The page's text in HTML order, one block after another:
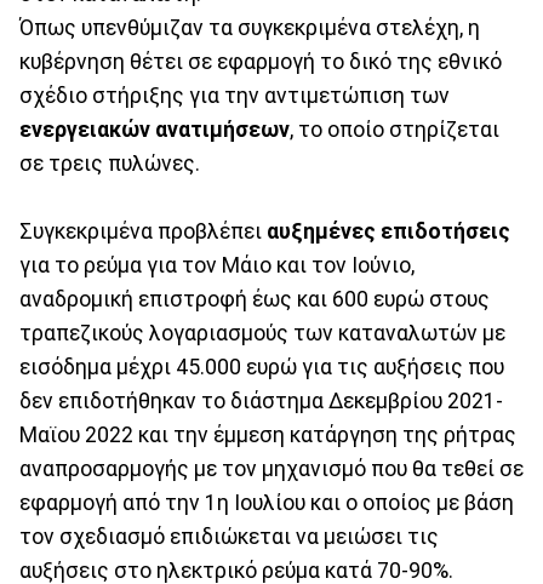
Όπως υπενθύμιζαν τα συγκεκριμένα στελέχη, η
κυβέρνηση θέτει σε εφαρμογή το δικό της εθνικό
σχέδιο στήριξης για την αντιμετώπιση των
ενεργειακών ανατιμήσεων, το οποίο στηρίζεται
σε τρεις πυλώνες.
Συγκεκριμένα προβλέπει αυξημένες επιδοτήσεις
για το ρεύμα για τον Μάιο και τον Ιούνιο,
αναδρομική επιστροφή έως και 600 ευρώ στους
τραπεζικούς λογαριασμούς των καταναλωτών με
εισόδημα μέχρι 45.000 ευρώ για τις αυξήσεις που
δεν επιδοτήθηκαν το διάστημα Δεκεμβρίου 2021-
Μαϊου 2022 και την έμμεση κατάργηση της ρήτρας
αναπροσαρμογής με τον μηχανισμό που θα τεθεί σε
εφαρμογή από την 1η Ιουλίου και ο οποίος με βάση
τον σχεδιασμό επιδιώκεται να μειώσει τις
αυξήσεις στο ηλεκτρικό ρεύμα κατά 70-90%.